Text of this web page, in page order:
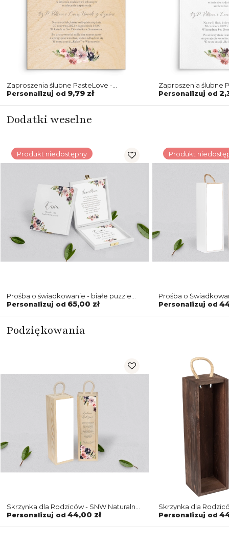
Zaproszenia ślubne PasteLove -
Drewniane Motyw 4
Personalizuj od 9,79 zł
Zaproszenia ślubne
Personalizuj od
Dodatki weselne
Produkt niedostępny
Prośba o świadkowanie - białe puzzle
PasteLove Motyw 4
Personalizuj od 65,00 zł
Produkt
Prośba o
biała PasteLove
Personalizuj od
Podziękowania
Skrzynka dla Rodziców - SNW Naturalna
PasteLove Motyw 4
Personalizuj od 44,00 zł
Skrzynka dla
PasteLove Motyw 4
Personalizuj od